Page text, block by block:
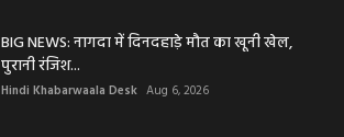
BIG NEWS: नागदा में दिनदहाड़े मौत का खूनी खेल,
पुरानी रंजिश...
Hindi Khabarwaala Desk Aug 6, 2026